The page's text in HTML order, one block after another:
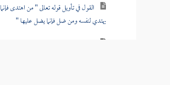
القول في تأويل قوله تعالى " من اهتدى فإنما
يهتدي لنفسه ومن ضل فإنما يضل عليها "